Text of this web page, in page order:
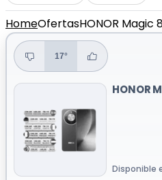
HomeOfertasHONOR Magic
17°
HONOR
Disponible